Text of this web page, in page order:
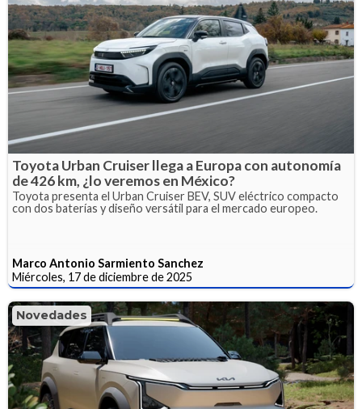
Toyota Urban Cruiser llega a Europa con autonomía
de 426 km, ¿lo veremos en México?
Toyota presenta el Urban Cruiser BEV, SUV eléctrico compacto
con dos baterías y diseño versátil para el mercado europeo.
Marco Antonio Sarmiento Sanchez
Miércoles, 17 de diciembre de 2025
Novedades